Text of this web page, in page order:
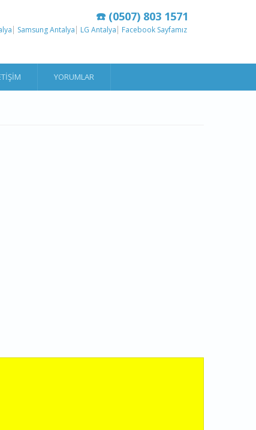
☎️ (0507) 803 1571
Samsung Antalya LG Antalya Facebook Sayfamız
YORUMLAR